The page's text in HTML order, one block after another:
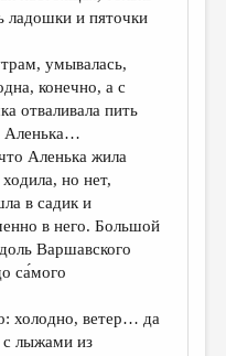
ладошки и пяточки
умывалась,
конечно, а с
отваливала пить
Аленька…
Аленька жила
но нет,
в садик и
в него. Большой
Варшавского
са́мого
холодно, ветер… да
с лыжами из